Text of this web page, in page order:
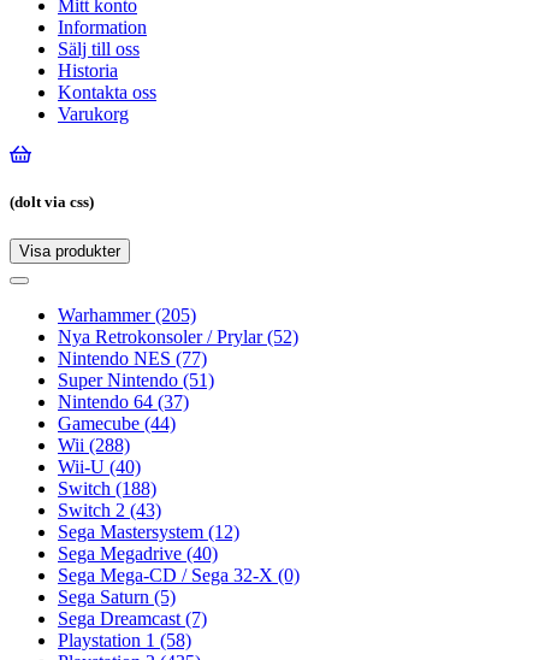
Mitt konto
Information
Sälj till oss
Historia
Kontakta oss
Varukorg
(dolt via css)
Visa produkter
Toggle
Toggle
navigationWarhammer(205)
Nya Retrokonsoler / Prylar(52)
Nintendo NES (77)
Super Nintendo (51)
Nintendo 64 (37)
Gamecube (44)
Wii (288)
Wii-U (40)
Switch (188)
Switch 2 (43)
Sega Mastersystem (12)
Sega Megadrive (40)
Sega Mega-CD / Sega 32-X (0)
Sega Saturn (5)
Sega Dreamcast (7)
Playstation 1 (58)